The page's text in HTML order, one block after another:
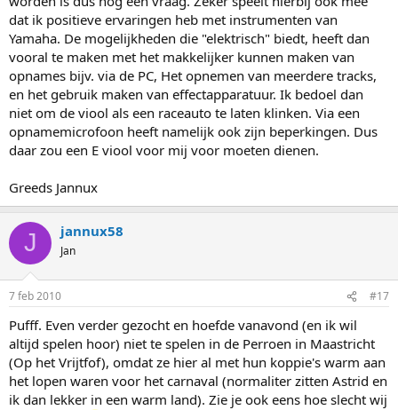
dat ik positieve ervaringen heb met instrumenten van
Yamaha. De mogelijkheden die "elektrisch" biedt, heeft dan
vooral te maken met het makkelijker kunnen maken van
opnames bijv. via de PC, Het opnemen van meerdere tracks,
en het gebruik maken van effectapparatuur. Ik bedoel dan
niet om de viool als een raceauto te laten klinken. Via een
opnamemicrofoon heeft namelijk ook zijn beperkingen. Dus
daar zou een E viool voor mij voor moeten dienen.
Greeds Jannux
J jannux58
Jan
7 feb 2010 #17
Pufff. Even verder gezocht en hoefde vanavond (en ik wil
altijd spelen hoor) niet te spelen in de Perroen in Maastricht
(Op het Vrijtfof), omdat ze hier al met hun koppie's warm aan
het lopen waren voor het carnaval (normaliter zitten Astrid en
ik dan lekker in een warm land). Zie je ook eens hoe slecht wij